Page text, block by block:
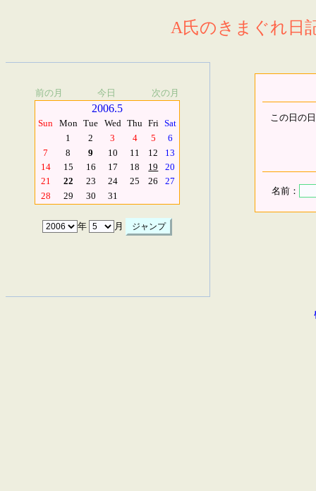
A氏のきまぐれ日
前の月 今日 次の月
2006.5
Sun Mon Tue Wed Thu Fri Sat
1
2 3 4 5
6
7
8 9 10 11 12
13
14
15 16 17 18 19
20
21
22 23 24 25 26
27
28
29 30 31
年 月
この日の
名前：